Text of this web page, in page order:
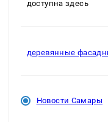
доступна здесь
деревянные
Новости Самары